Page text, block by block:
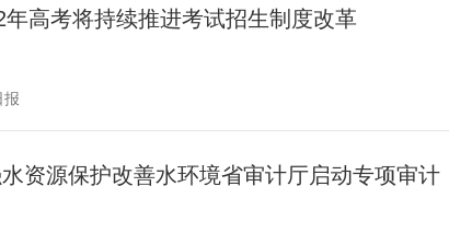
年高考将持续推进考试招生制度改革
报
资源保护改善水环境省审计厅启动专项审计